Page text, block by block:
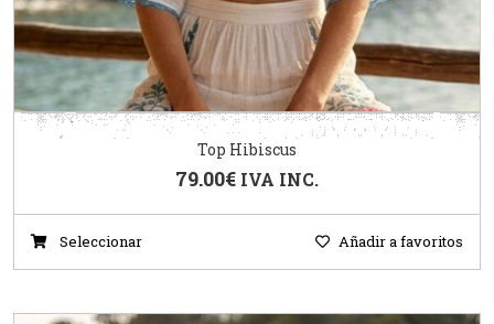
Top Hibiscus
79.00€ IVA INC.
Seleccionar Añadir a favoritos